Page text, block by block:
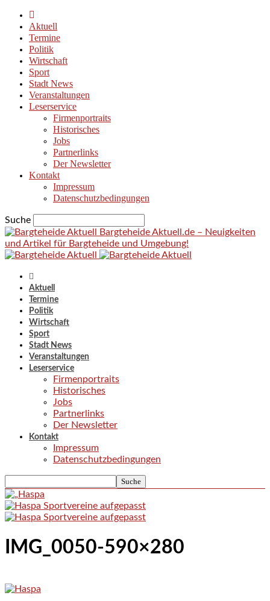
Aktuell
Termine
Politik
Wirtschaft
Sport
Stadt News
Veranstaltungen
Leserservice
Firmenportraits
Historisches
Jobs
Partnerlinks
Der Newsletter
Kontakt
Impressum
Datenschutzbedingungen
Suche
Bargteheide Aktuell.de – Neuigkeiten
und Artikel für Bargteheide und Umgebung!
Aktuell
Termine
Politik
Wirtschaft
Sport
Stadt News
Veranstaltungen
Leserservice
Firmenportraits
Historisches
Jobs
Partnerlinks
Der Newsletter
Kontakt
Impressum
Datenschutzbedingungen
IMG_0050-590×280